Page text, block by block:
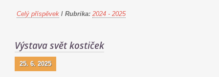
Celý příspěvek / Rubrika: 2024 - 2025
Výstava svět kostiček
25. 6. 2025